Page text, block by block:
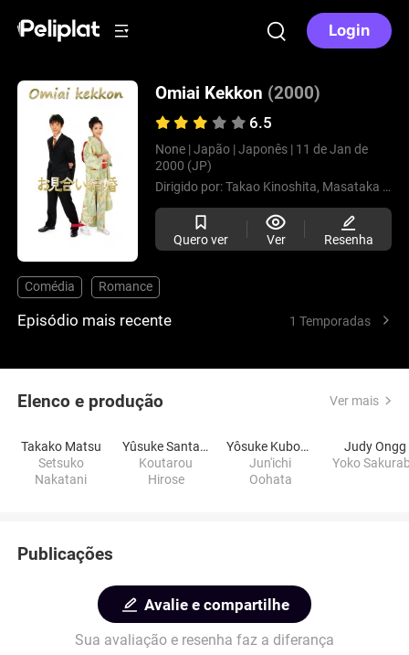
Login
Omiai Kekkon (2000)
6.5
None | Japão | Japonês | 11 de Jan de
2000 (JP)
Dirigido por:Takao Kinoshita, Masataka Suzuki,
Quero ver Ver Resenha
Comédia Romance
Episódio mais recente 1 Temporadas
Elenco e produção Ver mais
Takako Matsu
Setsuko
Nakatani
Yûsuke Santamaria
Koutarou
Hirose
Yôsuke Kubozuka
Jun'ichi
Oohata
Judy Ongg
Yoko
Publicações
Avalie e compartilhe
Sua avaliação e resenha faz a diferança